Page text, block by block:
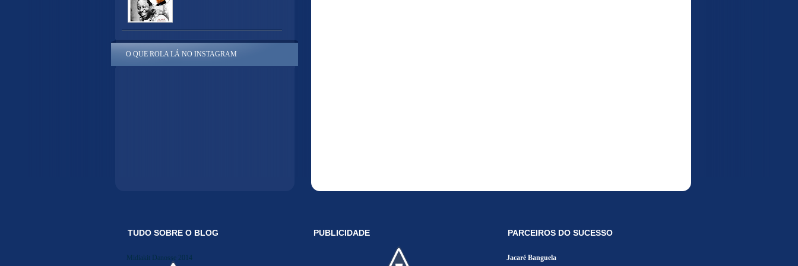
O QUE ROLA LÁ NO INSTAGRAM
TUDO SOBRE O BLOG
Midiakit Danosse 2014
PUBLICIDADE PARCEIROS DO SUCESSO
Jacaré Banguela